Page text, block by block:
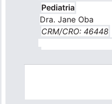
Pediatria
Dra. Jane Oba
CRM/CRO: 46448